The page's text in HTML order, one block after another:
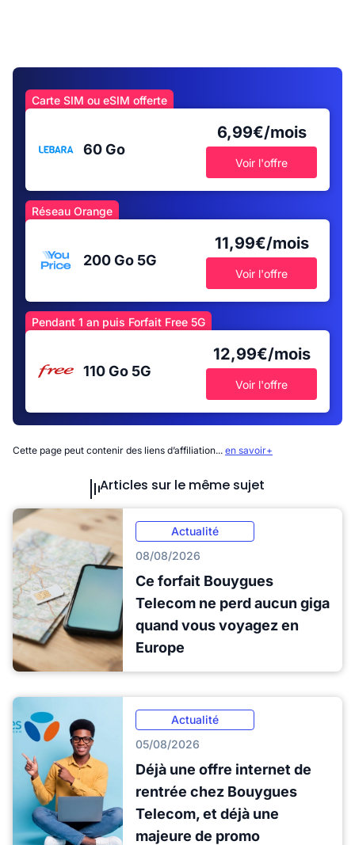
Carte SIM ou eSIM offerte
60 Go
6,99€/mois
Voir l'offre
Réseau Orange
200 Go 5G
11,99€/mois
Voir l'offre
Pendant 1 an puis Forfait Free 5G
110 Go 5G
12,99€/mois
Voir l'offre
Cette page peut contenir des liens d’affiliation... en savoir+
Articles sur le même sujet
Actualité
08/08/2026
Ce forfait Bouygues
Telecom ne perd aucun giga
quand vous voyagez en
Europe
Actualité
05/08/2026
Déjà une offre internet de
rentrée chez Bouygues
Telecom, et déjà une
majeure de promo